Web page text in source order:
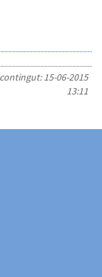
15-06-2015
13:11